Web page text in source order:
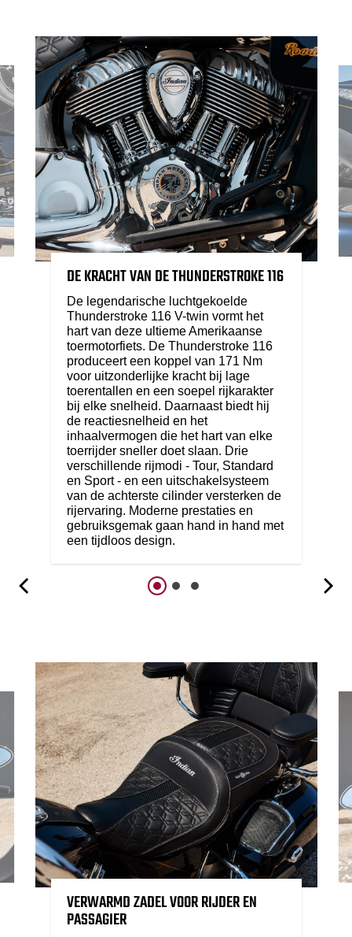
DE KRACHT VAN DE THUNDERSTROKE 116
De legendarische luchtgekoelde
Thunderstroke 116 V-twin vormt het
hart van deze ultieme Amerikaanse
toermotorfiets. De Thunderstroke 116
produceert een koppel van 171 Nm
voor uitzonderlijke kracht bij lage
toerentallen en een soepel rijkarakter
bij elke snelheid. Daarnaast biedt hij
de reactiesnelheid en het
inhaalvermogen die het hart van elke
toerrijder sneller doet slaan. Drie
verschillende rijmodi - Tour, Standard
en Sport - en een uitschakelsysteem
van de achterste cilinder versterken de
rijervaring. Moderne prestaties en
gebruiksgemak gaan hand in hand met
een tijdloos design.
VERWARMD ZADEL VOOR RIJDER EN
PASSAGIER